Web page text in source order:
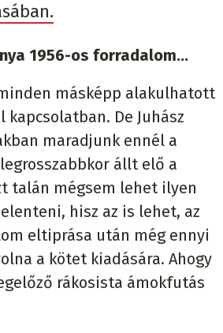
1956-os forradalom…
másképp alakulhatott
kapcsolatban. De Juhász
maradjunk ennél a
állt elő a
talán mégsem lehet ilyen
hisz az is lehet, az
eltiprása után még ennyi
a kötet kiadására. Ahogy
rákosista ámokfutás